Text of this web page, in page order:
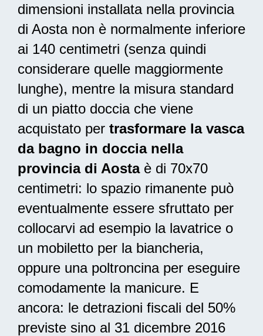
dimensioni installata nella provincia
di Aosta non è normalmente inferiore
ai 140 centimetri (senza quindi
considerare quelle maggiormente
lunghe), mentre la misura standard
di un piatto doccia che viene
acquistato per trasformare la vasca
da bagno in doccia nella
provincia di Aostaè di 70x70
centimetri: lo spazio rimanente può
eventualmente essere sfruttato per
collocarvi ad esempio la lavatrice o
un mobiletto per la biancheria,
oppure una poltroncina per eseguire
comodamente la manicure. E
ancora: le detrazioni fiscali del 50%
previste sino al 31 dicembre 2016